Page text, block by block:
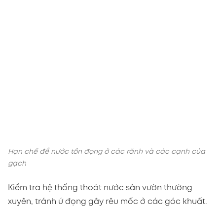
gạch
xuyên, tránh ứ đọng gây rêu mốc ở các góc khuất.